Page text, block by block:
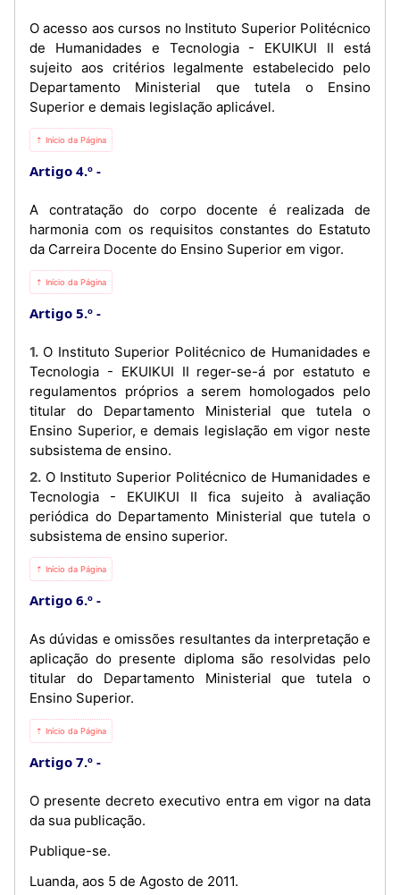
O acesso aos cursos no Instituto Superior Politécnico
de Humanidades e Tecnologia - EKUIKUI II está
sujeito aos critérios legalmente estabelecido pelo
Departamento Ministerial que tutela o Ensino
Superior e demais legislação aplicável.
⇡ Início da Página
Artigo 4.º
A contratação do corpo docente é realizada de
harmonia com os requisitos constantes do Estatuto
da Carreira Docente do Ensino Superior em vigor.
⇡ Início da Página
Artigo 5.º
1. O Instituto Superior Politécnico de Humanidades e
Tecnologia - EKUIKUI II reger-se-á por estatuto e
regulamentos próprios a serem homologados pelo
titular do Departamento Ministerial que tutela o
Ensino Superior, e demais legislação em vigor neste
subsistema de ensino.
2. O Instituto Superior Politécnico de Humanidades e
Tecnologia - EKUIKUI II fica sujeito à avaliação
periódica do Departamento Ministerial que tutela o
subsistema de ensino superior.
⇡ Início da Página
Artigo 6.º
As dúvidas e omissões resultantes da interpretação e
aplicação do presente diploma são resolvidas pelo
titular do Departamento Ministerial que tutela o
Ensino Superior.
⇡ Início da Página
Artigo 7.º
O presente decreto executivo entra em vigor na data
da sua publicação.
Publique-se.
Luanda, aos 5 de Agosto de 2011.